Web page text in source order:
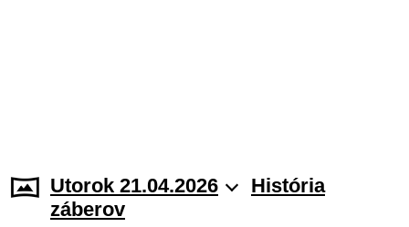
Utorok 21.04.2026
História
záberov